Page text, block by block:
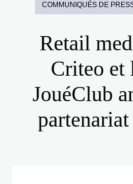
COMMUNIQUÉS DE
Retail
Criteo et
JouéClub